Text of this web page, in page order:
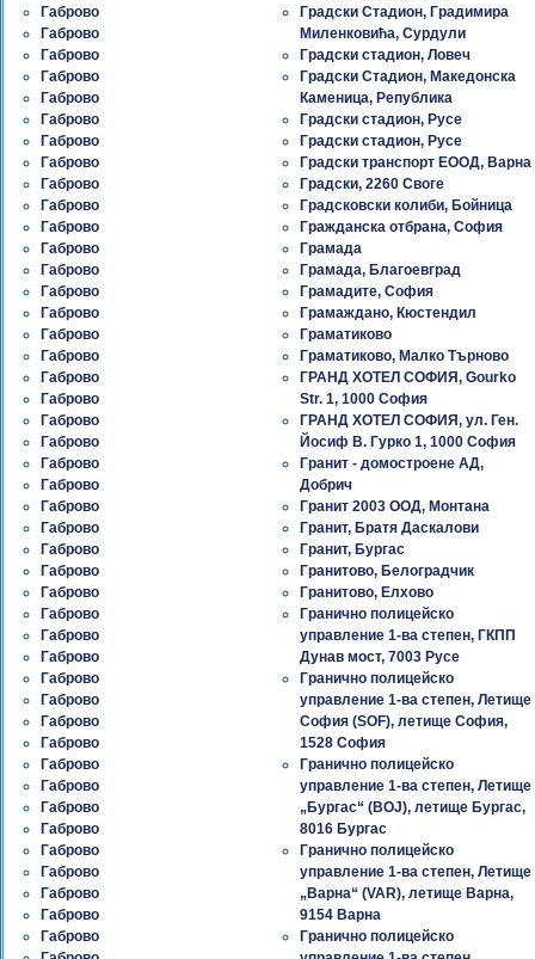
Габрово
Габрово
Габрово
Габрово
Габрово
Габрово
Габрово
Габрово
Габрово
Габрово
Габрово
Габрово
Габрово
Габрово
Габрово
Габрово
Габрово
Габрово
Габрово
Габрово
Габрово
Габрово
Габрово
Габрово
Габрово
Габрово
Габрово
Габрово
Габрово
Габрово
Габрово
Габрово
Габрово
Габрово
Габрово
Габрово
Габрово
Габрово
Габрово
Габрово
Габрово
Габрово
Габрово
Габрово
Градски Стадион, Градимира
Миленковића, Сурдули
Градски стадион, Ловеч
Градски Стадион, Македонска
Каменица, Република
Градски стадион, Русе
Градски стадион, Русе
Градски транспорт ЕООД, Варна
Градски, 2260 Своге
Градсковски колиби, Бойница
Гражданска отбрана, София
Грамада
Грамада, Благоевград
Грамадите, София
Грамаждано, Кюстендил
Граматиково
Граматиково, Малко Търново
ГРАНД ХОТЕЛ СОФИЯ, Gourko
Str. 1, 1000 София
ГРАНД ХОТЕЛ СОФИЯ, ул. Ген.
Йосиф В. Гурко 1, 1000 София
Гранит - домостроене АД,
Добрич
Гранит 2003 ООД, Монтана
Гранит, Братя Даскалови
Гранит, Бургас
Гранитово, Белоградчик
Гранитово, Елхово
Гранично полицейско
управление 1-ва степен, ГКПП
Дунав мост, 7003 Русе
Гранично полицейско
управление 1-ва степен, Летище
София (SOF), летище София,
1528 София
Гранично полицейско
управление 1-ва степен, Летище
„Бургас“ (BOJ), летище Бургас,
8016 Бургас
Гранично полицейско
управление 1-ва степен, Летище
„Варна“ (VAR), летище Варна,
9154 Варна
Гранично полицейско